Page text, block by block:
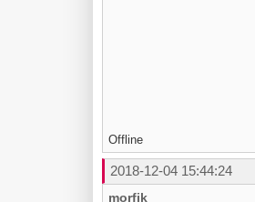
Offline
2018-12-04 15:44:24
morfik